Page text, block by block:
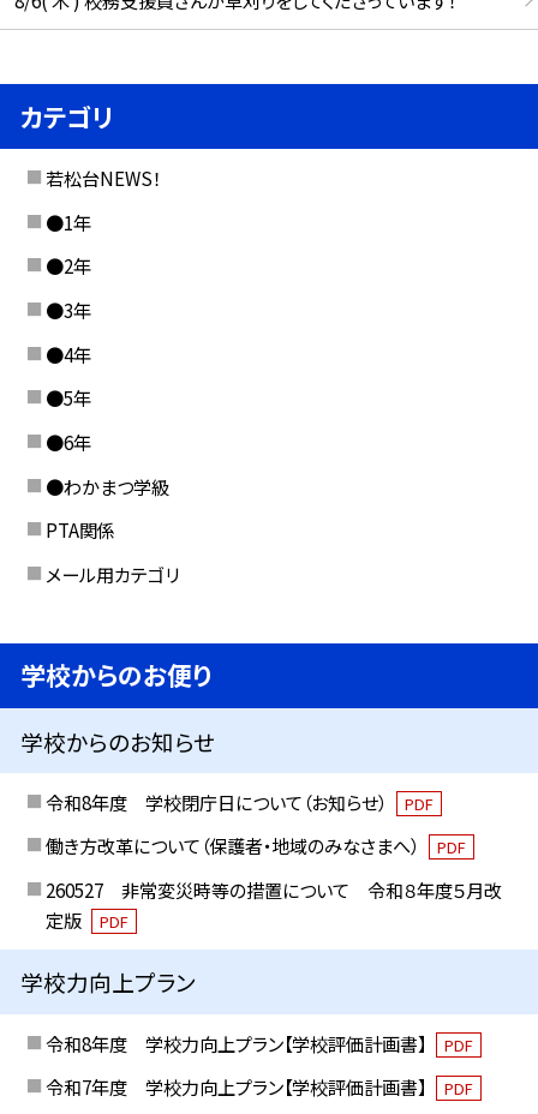
カテゴリ
若松台NEWS！
●1年
●2年
●3年
●4年
●5年
●6年
●わかまつ学級
PTA関係
メール用カテゴリ
学校からのお便り
学校からのお知らせ
令和8年度 学校閉庁日について（お知らせ） PDF
働き方改革について（保護者・地域のみなさまへ） PDF
260527 非常変災時等の措置について 令和８年度５月改
定版
PDF
学校力向上プラン
令和8年度 学校力向上プラン【学校評価計画書】 PDF
令和7年度 学校力向上プラン【学校評価計画書】 PDF